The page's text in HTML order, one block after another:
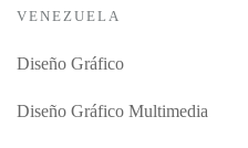
VENEZUELA
Diseño Gráfico
Diseño Gráfico Multimedia